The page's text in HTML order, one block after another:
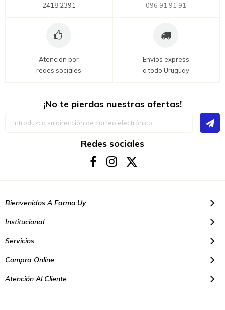
2418 2391
096 91 91 91
Atención por
redes sociales
Envíos express
a todo Uruguay
¡No te pierdas nuestras ofertas!
Redes sociales
Bienvenidos A Farma.uy
Institucional
Servicios
Compra Online
Atención Al Cliente